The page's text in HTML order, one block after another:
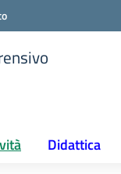
Didattica